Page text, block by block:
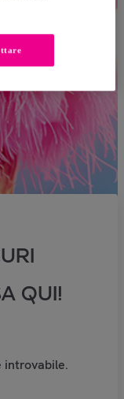
QUI!
introvabile.